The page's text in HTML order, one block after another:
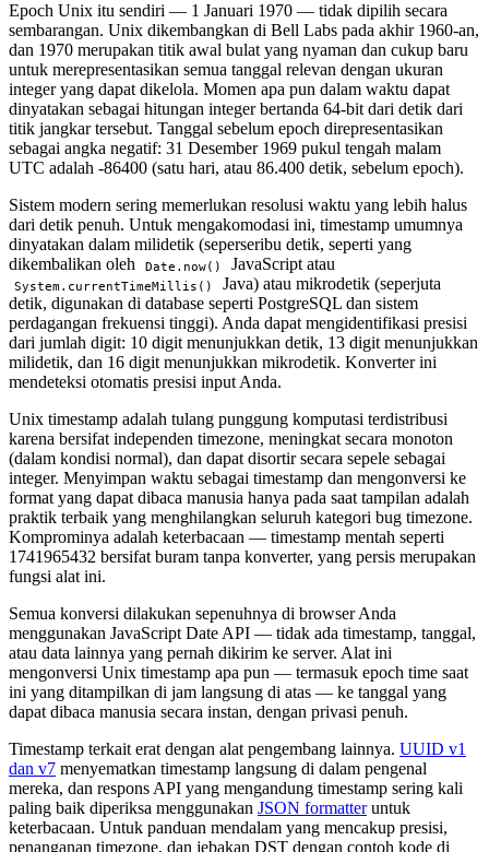
Epoch Unix itu sendiri — 1 Januari 1970 — tidak dipilih secara
sembarangan. Unix dikembangkan di Bell Labs pada akhir 1960-an,
dan 1970 merupakan titik awal bulat yang nyaman dan cukup baru
untuk merepresentasikan semua tanggal relevan dengan ukuran
integer yang dapat dikelola. Momen apa pun dalam waktu dapat
dinyatakan sebagai hitungan integer bertanda 64-bit dari detik dari
titik jangkar tersebut. Tanggal sebelum epoch direpresentasikan
sebagai angka negatif: 31 Desember 1969 pukul tengah malam
UTC adalah -86400 (satu hari, atau 86.400 detik, sebelum epoch).
Sistem modern sering memerlukan resolusi waktu yang lebih halus
dari detik penuh. Untuk mengakomodasi ini, timestamp umumnya
dinyatakan dalam milidetik (seperseribu detik, seperti yang
dikembalikan oleh
Date.now() JavaScript atau
System.currentTimeMillis()
Java) atau mikrodetik (seperjuta
detik, digunakan di database seperti PostgreSQL dan sistem
perdagangan frekuensi tinggi). Anda dapat mengidentifikasi presisi
dari jumlah digit: 10 digit menunjukkan detik, 13 digit menunjukkan
milidetik, dan 16 digit menunjukkan mikrodetik. Konverter ini
mendeteksi otomatis presisi input Anda.
Unix timestamp adalah tulang punggung komputasi terdistribusi
karena bersifat independen timezone, meningkat secara monoton
(dalam kondisi normal), dan dapat disortir secara sepele sebagai
integer. Menyimpan waktu sebagai timestamp dan mengonversi ke
format yang dapat dibaca manusia hanya pada saat tampilan adalah
praktik terbaik yang menghilangkan seluruh kategori bug timezone.
Komprominya adalah keterbacaan — timestamp mentah seperti
1741965432 bersifat buram tanpa konverter, yang persis merupakan
fungsi alat ini.
Semua konversi dilakukan sepenuhnya di browser Anda
menggunakan JavaScript Date API — tidak ada timestamp, tanggal,
atau data lainnya yang pernah dikirim ke server. Alat ini
mengonversi Unix timestamp apa pun — termasuk epoch time saat
ini yang ditampilkan di jam langsung di atas — ke tanggal yang
dapat dibaca manusia secara instan, dengan privasi penuh.
Timestamp terkait erat dengan alat pengembang lainnya. UUID v1
dan v7 menyematkan timestamp langsung di dalam pengenal
mereka, dan respons API yang mengandung timestamp sering kali
paling baik diperiksa menggunakan JSON formatteruntuk
keterbacaan. Untuk panduan mendalam yang mencakup presisi,
penanganan timezone, dan jebakan DST dengan contoh kode di